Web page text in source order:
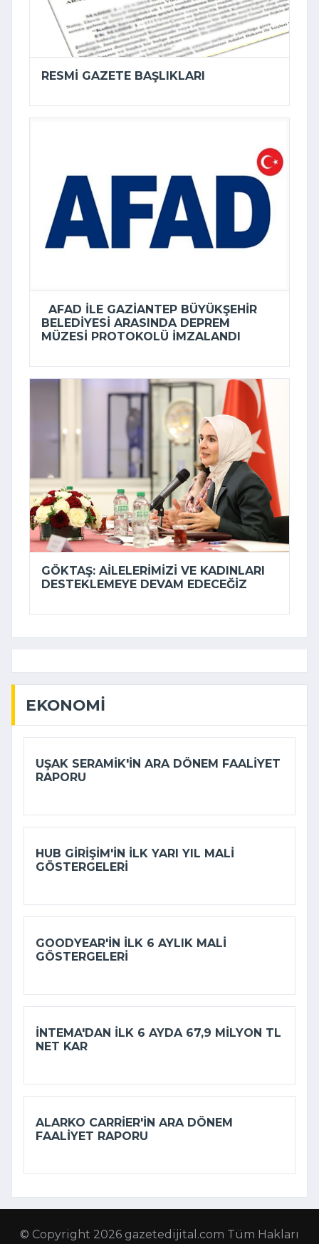
RESMI GAZETE BAŞLIKLARI
AFAD ILE GAZIANTEP BÜYÜKŞEHIR
BELEDIYESI ARASINDA DEPREM
MÜZESI PROTOKOLÜ IMZALANDI
GÖKTAŞ: AILELERIMIZI VE KADINLARI
DESTEKLEMEYE DEVAM EDECEĞIZ
EKONOMI
UŞAK SERAMIK'IN ARA DÖNEM FAALIYET
RAPORU
HUB GIRIŞIM'IN ILK YARI YIL MALI
GÖSTERGELERI
GOODYEAR'IN ILK 6 AYLIK MALI
GÖSTERGELERI
İNTEMA'DAN ILK 6 AYDA 67,9 MILYON TL
NET KAR
ALARKO CARRIER'IN ARA DÖNEM
FAALIYET RAPORU
© Copyright 2026 gazetedijital.com Tüm Hakları